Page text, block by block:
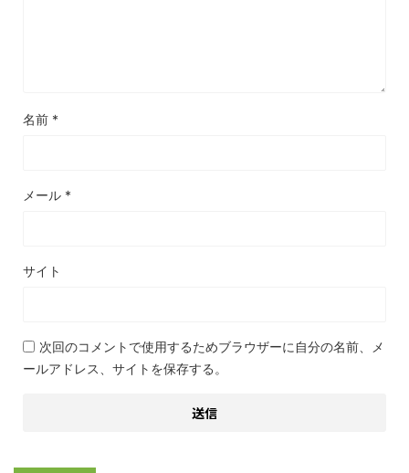
名前 *
メール *
サイト
次回のコメントで使用するためブラウザーに自分の名前、メ
ールアドレス、サイトを保存する。